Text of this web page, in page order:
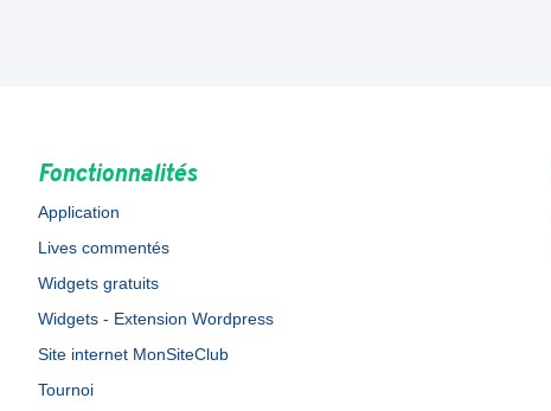
Fonctionnalités
Application
Lives commentés
Widgets gratuits
Widgets - Extension Wordpress
Site internet MonSiteClub
Tournoi